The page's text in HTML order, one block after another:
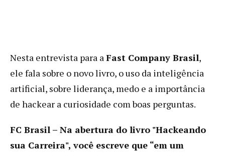
Nesta entrevista para aFast Company Brasil,
ele fala sobre o novo livro, o uso da inteligência
artificial, sobre liderança, medo e a importância
de hackear a curiosidade com boas perguntas.
FC Brasil – Na abertura do livro "Hackeando
sua Carreira", você escreve que “em um